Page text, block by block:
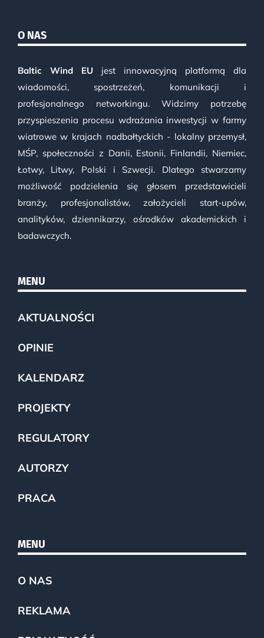
O NAS
Baltic Wind EU jest innowacyjną platformą dla
wiadomości, spostrzeżeń, komunikacji i
profesjonalnego networkingu. Widzimy potrzebę
przyspieszenia procesu wdrażania inwestycji w farmy
wiatrowe w krajach nadbałtyckich - lokalny przemysł,
MŚP, społeczności z Danii, Estonii, Finlandii, Niemiec,
Łotwy, Litwy, Polski i Szwecji. Dlatego stwarzamy
możliwość podzielenia się głosem przedstawicieli
branży, profesjonalistów, założycieli start-upów,
analityków, dziennikarzy, ośrodków akademickich i
badawczych.
MENU
AKTUALNOŚCI
OPINIE
KALENDARZ
PROJEKTY
REGULATORY
AUTORZY
PRACA
MENU
O NAS
REKLAMA